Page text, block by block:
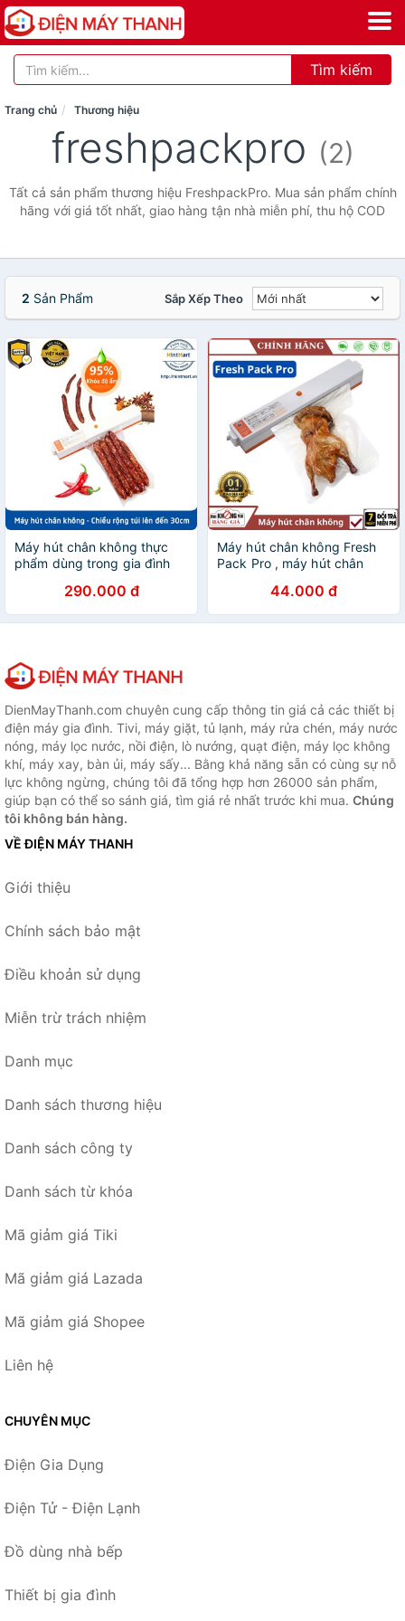
Tìm kiếm
Trang chủ Thương hiệu
freshpackpro (2)
Tất cả sản phẩm thương hiệu FreshpackPro. Mua sản phẩm chính
hãng với giá tốt nhất, giao hàng tận nhà miễn phí, thu hộ COD
2 Sản Phẩm Sắp Xếp Theo
Máy hút chân không thực
phẩm dùng trong gia đình
10 túi hút chân không
290.000 đ
Máy hút chân không Fresh
Pack Pro , máy hút chân
cao cấp - Hút Trong 5S -
Bảo hành 1 năm
44.000 đ
DienMayThanh.com chuyên cung cấp thông tin giá cả các thiết bị
điện máy gia đình. Tivi, máy giặt, tủ lạnh, máy rửa chén, máy nước
nóng, máy lọc nước, nồi điện, lò nướng, quạt điện, máy lọc không
khí, máy xay, bàn ủi, máy sấy... Bằng khả năng sẵn có cùng sự nỗ
lực không ngừng, chúng tôi đã tổng hợp hơn 26000 sản phẩm,
giúp bạn có thể so sánh giá, tìm giá rẻ nhất trước khi mua. Chúng
tôi không bán hàng.
VỀ ĐIỆN MÁY THANH
Giới thiệu
Chính sách bảo mật
Điều khoản sử dụng
Miễn trừ trách nhiệm
Danh mục
Danh sách thương hiệu
Danh sách công ty
Danh sách từ khóa
Mã giảm giá Tiki
Mã giảm giá Lazada
Mã giảm giá Shopee
Liên hệ
CHUYÊN MỤC
Điện Gia Dụng
Điện Tử - Điện Lạnh
Đồ dùng nhà bếp
Thiết bị gia đình